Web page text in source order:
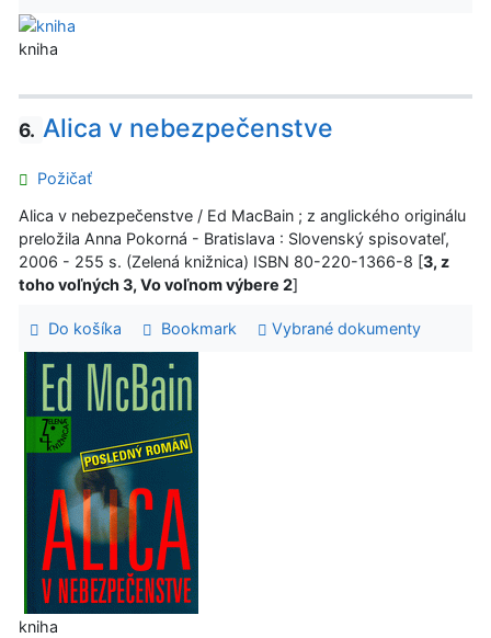
kniha
6. Alica v nebezpečenstve
Požičať
Alica v nebezpečenstve / Ed MacBain ; z anglického originálu
preložila Anna Pokorná - Bratislava : Slovenský spisovateľ,
2006 - 255 s. (Zelená knižnica) ISBN 80-220-1366-8 [3, z
toho voľných 3, Vo voľnom výbere 2]
Do košíka Bookmark Vybrané dokumenty
kniha